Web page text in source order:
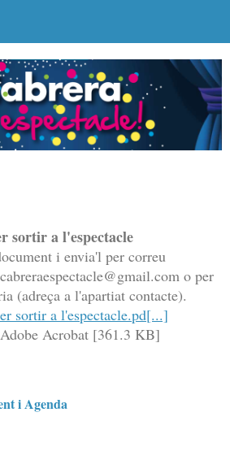
sortir a l'espectacle
i envia'l per correu
o per
(adreça a l'apartiat contacte).
sortir a l'espectacle.pd[...]
Acrobat [361.3 KB]
i Agenda